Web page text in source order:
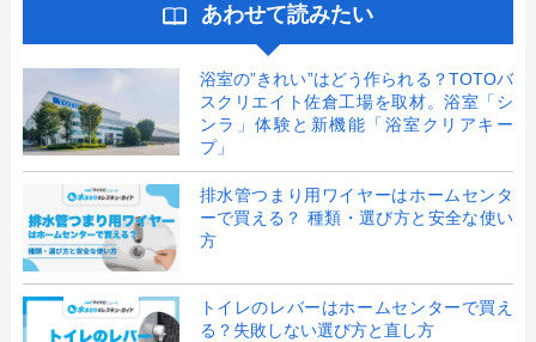
あわせて読みたい
浴室の”きれい”はどう作られる？TOTOバ
スクリエイト佐倉工場を取材。浴室「シ
ンラ」体験と新機能「浴室クリアキー
プ」
排水管つまり用ワイヤーはホームセンタ
ーで買える？ 種類・選び方と安全な使い
方
トイレのレバーはホームセンターで買え
る？失敗しない選び方と直し方